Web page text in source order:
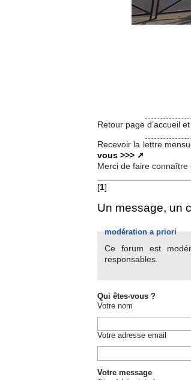
Retour page d’accueil
Recevoir la lettre
vous >>>
Merci de faire connaître
[1]
Un message, un
modération a priori
Ce forum est
responsables.
Qui êtes-vous ?
Votre nom
Votre adresse email
Votre message